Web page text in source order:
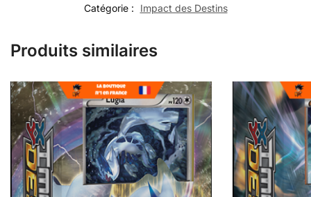
Catégorie : Impact des Destins
Produits similaires